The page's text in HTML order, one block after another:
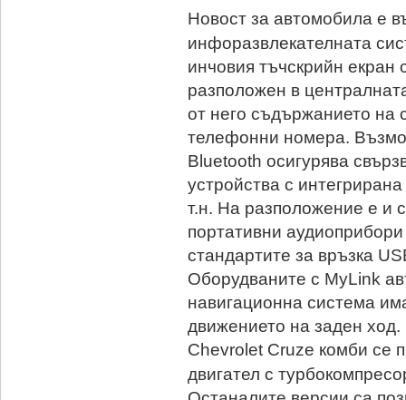
Новост за автомобила е
инфоразвлекателната
инчовия тъчскрийн екран
разположен в
от него съдържанието на
телефонни номера.
Bluetooth осигурява
устройства с
т.н. На разположение е и
портативни
стандартите за връзка
Оборудваните с MyLink
навигационна система
движението на заден ход.
Chevrolet Cruze комби се
двигател с